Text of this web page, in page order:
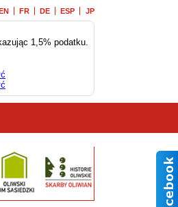
FR DE ESP JP
1,5% podatku.